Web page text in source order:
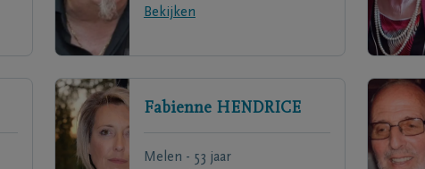
Bekijken
Fabienne HENDRICE
Melen - 53 jaar